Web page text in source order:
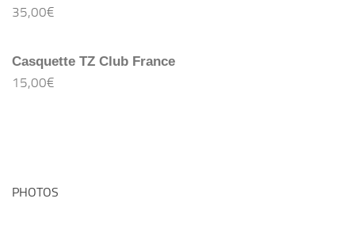
35,00€
Casquette TZ Club France
15,00€
PHOTOS